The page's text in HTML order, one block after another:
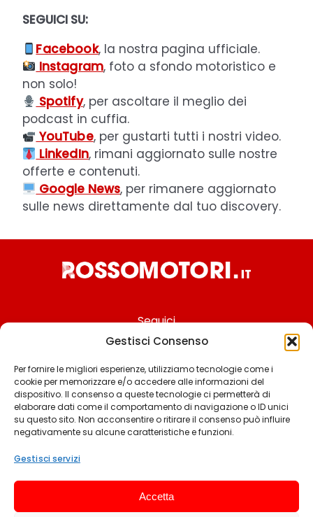
Gestisci Consenso
Per fornire le migliori esperienze, utilizziamo tecnologie come i
cookie per memorizzare e/o accedere alle informazioni del
dispositivo. Il consenso a queste tecnologie ci permetterà di
elaborare dati come il comportamento di navigazione o ID unici
su questo sito. Non acconsentire o ritirare il consenso può influire
negativamente su alcune caratteristiche e funzioni.
Gestisci servizi
Accetta
SEGUICI SU:
Facebook, la nostra pagina ufficiale.
Instagram, foto a sfondo motoristico e
non solo!
Spotify, per ascoltare il meglio dei
podcast in cuffia.
YouTube, per gustarti tutti i nostri video.
LinkedIn, rimani aggiornato sulle nostre
offerte e contenuti.
Google News, per rimanere aggiornato
sulle news direttamente dal tuo discovery.
Seguici
Chi siamo
Contattaci
Termini & Condizioni
Privacy policy